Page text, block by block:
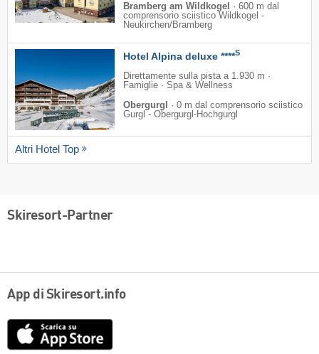
Bramberg am Wildkogel
· 600 m dal
comprensorio sciistico Wildkogel -
Neukirchen/​Bramberg
Hotel Alpina deluxe ****S
Direttamente sulla pista a 1.930 m ·
Famiglie · Spa & Wellness
Obergurgl
· 0 m dal comprensorio sciistico
Gurgl - Obergurgl-Hochgurgl
Altri Hotel Top
Skiresort-Partner
App di Skiresort.info